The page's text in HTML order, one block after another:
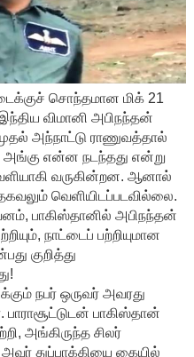
சொந்தமான மிக் 21
விமானி அபிநந்தன்
அந்நாட்டு ராணுவத்தால்
அங்கு என்ன நடந்தது என்று
வருகின்றன. ஆனால்
வெளியிடப்படவில்லை.
பாகிஸ்தானில் அபிநந்தன்
நாட்டைப் பற்றியுமான
குறித்து
நபர் ஒருவர் அவரது
பாராசூட்டுடன் பாகிஸ்தான்
அங்கிருந்த சிலர்
துப்பாக்கியை கையில்